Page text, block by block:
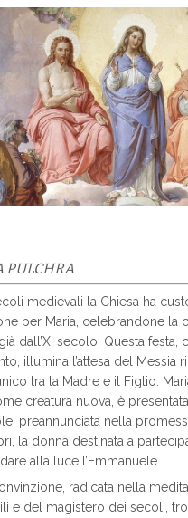
PULCHRA
medievali la Chiesa ha
per Maria, celebrandone la
dall’XI secolo. Questa
illumina l’attesa del Messia
tra la Madre e il Figlio:
creatura nuova, è
preannunciata nella
la donna destinata a
alla luce l’Emmanuele.
radicata nella
e del magistero dei secoli,